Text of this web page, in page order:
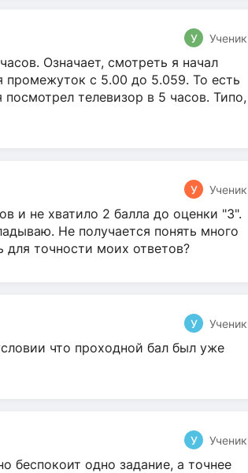
У Ученик
Означает, смотреть я начал
с 5.00 до 5.059. То есть
телевизор в 5 часов. Типо,
У Ученик
и не хватило 2 балла до оценки "3".
Не получается понять много
для точности моих ответов?
У Ученик
что проходной бал был уже
У Ученик
беспокоит одно задание, а точнее